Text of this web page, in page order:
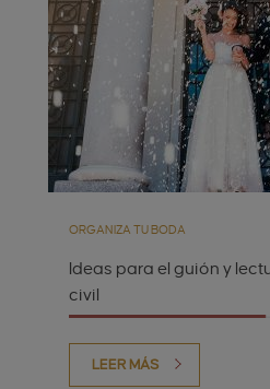
ORGANIZA TU BODA
Ideas para el guión y
civil
LEER MÁS